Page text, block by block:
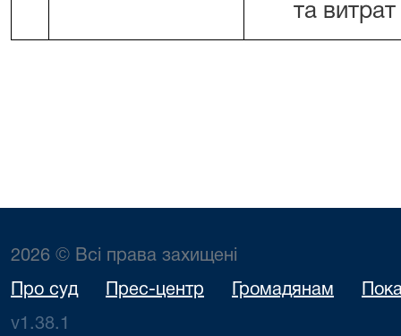
та витрат
2026 © Всі права захищені
Про суд Прес-центр Громадянам
v1.38.1